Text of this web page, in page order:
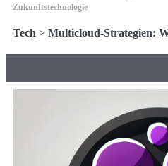
Zukunftstechnologie
Tech > Multicloud-Strategien: